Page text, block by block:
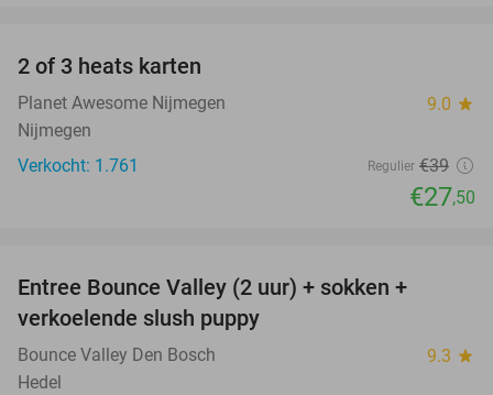
2 of 3 heats karten
Planet Awesome Nijmegen 9.0 star
Nijmegen
Verkocht: 1.761
Regulier €39
€27,50
Entree Bounce Valley (2 uur) + sokken +
verkoelende slush puppy
Bounce Valley Den Bosch 9.3 star
Hedel